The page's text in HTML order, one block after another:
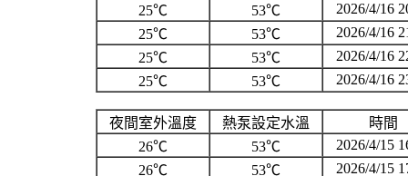
25℃
53℃
2026/4/16
25℃
53℃
2026/4/16
25℃
53℃
2026/4/16
25℃
53℃ 2026/4/16
夜間室外溫度 熱泵設定水溫
時間
26℃
53℃
2026/4/15
26℃
53℃
2026/4/15